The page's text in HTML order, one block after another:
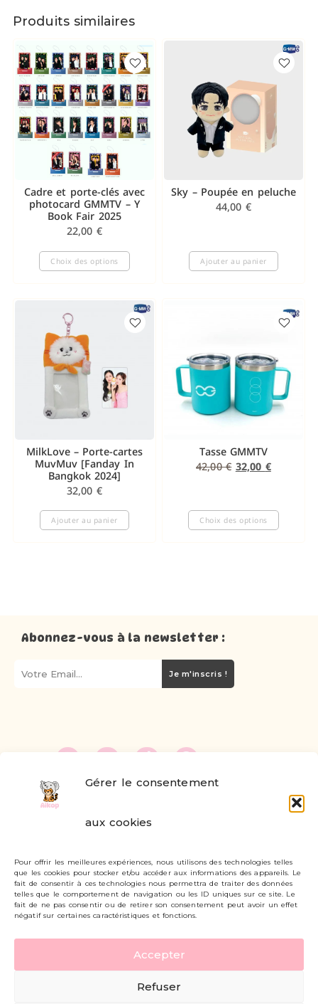
Gérer le consentement
aux cookies
Pour offrir les meilleures expériences, nous utilisons des technologies telles
que les cookies pour stocker et/ou accéder aux informations des appareils. Le
fait de consentir à ces technologies nous permettra de traiter des données
telles que le comportement de navigation ou les ID uniques sur ce site. Le
fait de ne pas consentir ou de retirer son consentement peut avoir un effet
négatif sur certaines caractéristiques et fonctions.
Accepter
Refuser
Produits similaires
Cadre et porte-clés avec
photocard GMMTV – Y
Book Fair 2025
22,00 €
Choix des options
Sky – Poupée en peluche
44,00 €
Ajouter au panier
MilkLove – Porte-cartes
MuvMuv [Fanday In
Bangkok 2024]
32,00 €
Ajouter au panier
Tasse GMMTV
42,00€ 32,00 €
Choix des options
Abonnez-vous à la newsletter :
Je m'inscris !
Livraisons et retours
Mon compte
Carte cadeau
Politique de confidentialité
Mentions légales - CGV